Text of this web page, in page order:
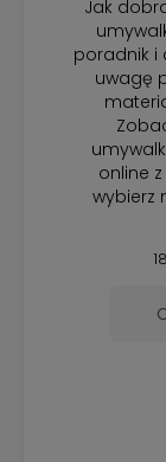
Jak
poradnik i
uwagę
online z
wybierz